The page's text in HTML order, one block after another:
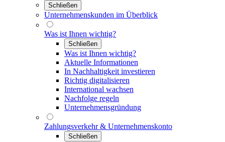
Schließen
Unternehmenskunden im Überblick
Was ist Ihnen wichtig?
Schließen
Was ist Ihnen wichtig?
Aktuelle Informationen
In Nachhaltigkeit investieren
Richtig digitalisieren
International wachsen
Nachfolge regeln
Unternehmensgründung
Zahlungsverkehr & Unternehmenskonto
Schließen